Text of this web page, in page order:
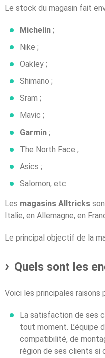
Le stock du magasin fait
Michelin ;
Nike ;
Oakley ;
Shimano ;
Sram ;
Mavic ;
Garmin ;
The North Face ;
Asics ;
Salomon, etc.
Les magasins Alltricks
Italie, en Allemagne, en
Le principal objectif de la
Quels sont les
Voici les principales
La satisfaction de ses
tout moment. L’équipe
compatibilité, de
région de ses clients si